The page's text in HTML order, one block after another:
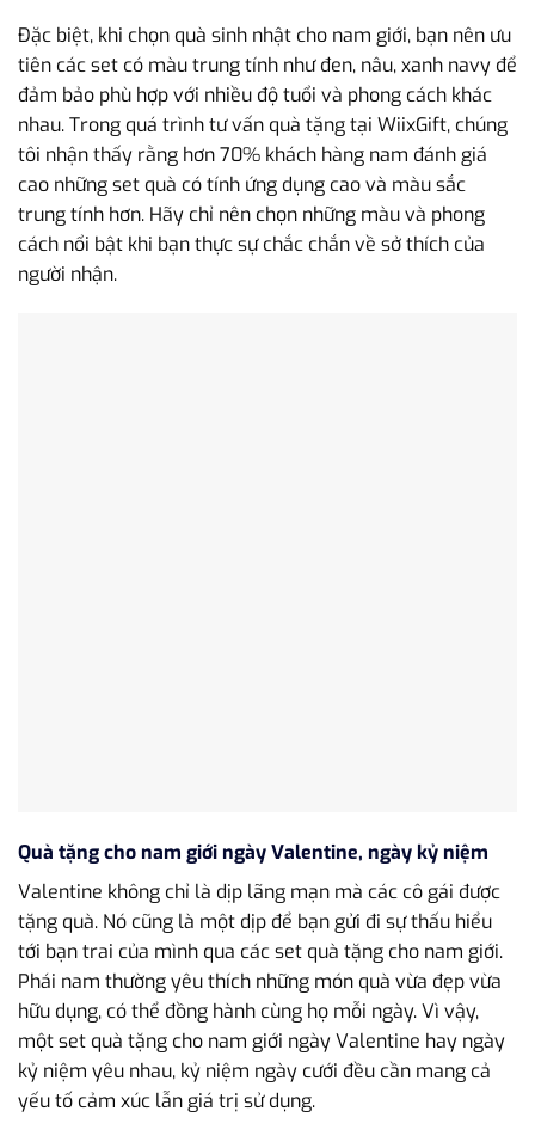
Đặc biệt, khi chọn quà sinh nhật cho nam giới, bạn nên ưu
tiên các set có màu trung tính như đen, nâu, xanh navy để
đảm bảo phù hợp với nhiều độ tuổi và phong cách khác
nhau. Trong quá trình tư vấn quà tặng tại WiixGift, chúng
tôi nhận thấy rằng hơn 70% khách hàng nam đánh giá
cao những set quà có tính ứng dụng cao và màu sắc
trung tính hơn. Hãy chỉ nên chọn những màu và phong
cách nổi bật khi bạn thực sự chắc chắn về sở thích của
người nhận.
Quà tặng cho nam giới ngày Valentine, ngày kỷ niệm
Valentine không chỉ là dịp lãng mạn mà các cô gái được
tặng quà. Nó cũng là một dịp để bạn gửi đi sự thấu hiểu
tới bạn trai của mình qua các set quà tặng cho nam giới.
Phái nam thường yêu thích những món quà vừa đẹp vừa
hữu dụng, có thể đồng hành cùng họ mỗi ngày. Vì vậy,
một set quà tặng cho nam giới ngày Valentine hay ngày
kỷ niệm yêu nhau, kỷ niệm ngày cưới đều cần mang cả
yếu tố cảm xúc lẫn giá trị sử dụng.